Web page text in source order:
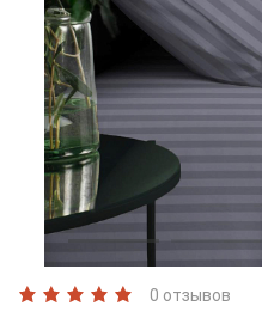
0 отзывов